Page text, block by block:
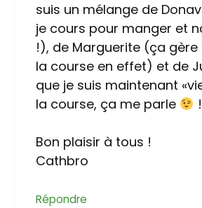
suis un mélange de
je cours pour manger et
!), de Marguerite (ça gère
la course en effet) et de
que je suis maintenant
la course, ça me parle
Bon plaisir à tous !
Cathbro
Répondre